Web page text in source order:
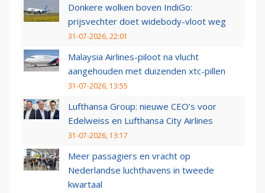
Donkere wolken boven IndiGo:
prijsvechter doet widebody-vloot weg
31-07-2026, 22:01
Malaysia Airlines-piloot na vlucht
aangehouden met duizenden xtc-pillen
31-07-2026, 13:55
Lufthansa Group: nieuwe CEO’s voor
Edelweiss en Lufthansa City Airlines
31-07-2026, 13:17
Meer passagiers en vracht op
Nederlandse luchthavens in tweede
kwartaal